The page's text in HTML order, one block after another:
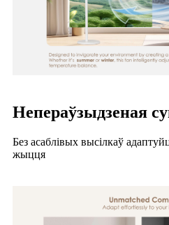
Непераўзыдзеная
Без асаблівых высілкаў
жыцця